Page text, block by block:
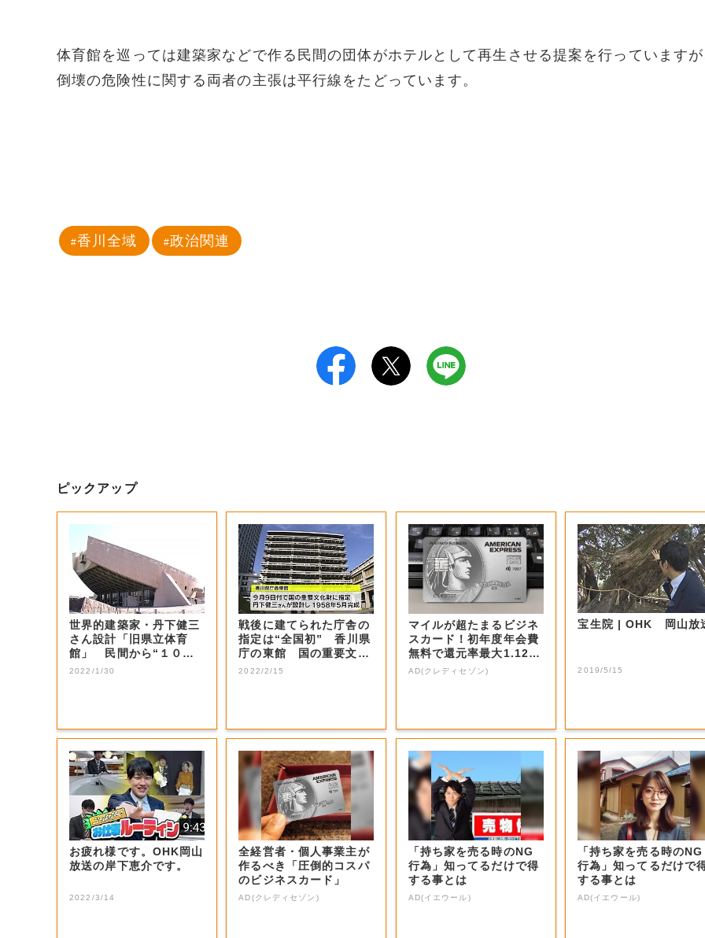
体育館を巡っては建築家などで作る民間の団体がホテルとして再生させる提案を行っています
倒壊の危険性に関する両者の主張は平行線をたどっています。
香川全域 政治関連
ピックアップ
世界的建築家・丹下健三
さん設計「旧県立体育
館」 民間から“１０の
活用策”も課題が...
2022/1/30
戦後に建てられた庁舎の
指定は“全国初” 香川県
庁の東館 国の重要文化
財に【香川】
2022/2/15
マイルが超たまるビジネ
スカード！初年度年会費
無料で還元率最大1.12
5%
AD(クレディセゾン)
宝生院 | OHK 岡山
2019/5/15
お疲れ様です。OHK岡山
放送の岸下恵介です。
2022/3/14
全経営者・個人事業主が
作るべき「圧倒的コスパ
のビジネスカード」
AD(クレディセゾン)
「持ち家を売る時のNG
行為」知ってるだけで得
する事とは
AD(イエウール)
「持ち家を売る時のNG
行為」知ってるだけで
する事とは
AD(イエウール)